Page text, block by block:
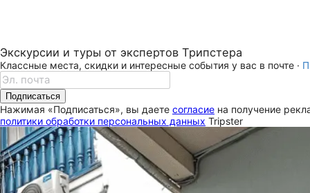
Экскурсии и туры от экспертов Трипстера
Классные места, скидки и интересные события у вас в почте ·
Подписаться
Нажимая «Подписаться», вы даете согласие на получение
политики обработки персональных данных Tripster